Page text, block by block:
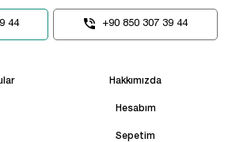
44 +90 850 307 39 44
Hakkımızda
Hesabım
Sepetim